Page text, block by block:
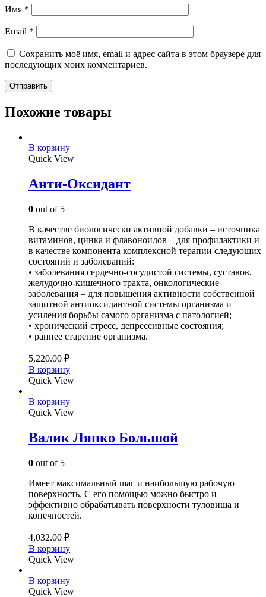
Имя *
Email *
Сохранить моё имя, email и адрес сайта в этом браузере для
последующих моих комментариев.
Похожие товары
В корзину
Quick View
Анти-Оксидант
0 out of 5
В качестве биологически активной добавки – источника
витаминов, цинка и флавоноидов – для профилактики и
в качестве компонента комплексной терапии следующих
состояний и заболеваний:
• заболевания сердечно-сосудистой системы, суставов,
желудочно-кишечного тракта, онкологические
заболевания – для повышения активности собственной
защитной антиоксидантной системы организма и
усиления борьбы самого организма с патологией;
• хронический стресс, депрессивные состояния;
• раннее старение организма.
5,220.00 ₽
В корзину
Quick View
В корзину
Quick View
Валик Ляпко Большой
0 out of 5
Имеет максимальный шаг и наибольшую рабочую
поверхность. С его помощью можно быстро и
эффективно обрабатывать поверхности туловища и
конечностей.
4,032.00 ₽
В корзину
Quick View
В корзину
Quick View